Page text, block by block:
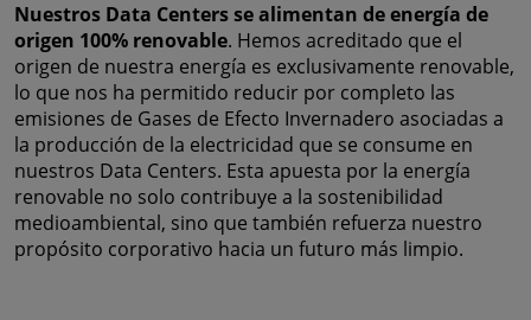
Nuestros Data Centers se alimentan de energía de
origen 100% renovable. Hemos acreditado que el
origen de nuestra energía es exclusivamente renovable,
lo que nos ha permitido reducir por completo las
emisiones de Gases de Efecto Invernadero asociadas a
la producción de la electricidad que se consume en
nuestros Data Centers. Esta apuesta por la energía
renovable no solo contribuye a la sostenibilidad
medioambiental, sino que también refuerza nuestro
propósito corporativo hacia un futuro más limpio.